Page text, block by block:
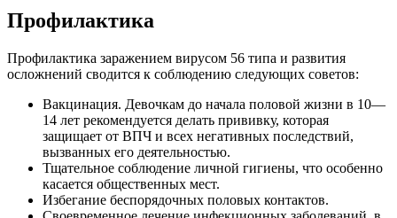
Профилактика
Профилактика заражением вирусом 56 типа и развития
осложнений сводится к соблюдению следующих советов:
Вакцинация. Девочкам до начала половой жизни в 10—
14 лет рекомендуется делать прививку, которая
защищает от ВПЧ и всех негативных последствий,
вызванных его деятельностью.
Тщательное соблюдение личной гигиены, что особенно
касается общественных мест.
Избегание беспорядочных половых контактов.